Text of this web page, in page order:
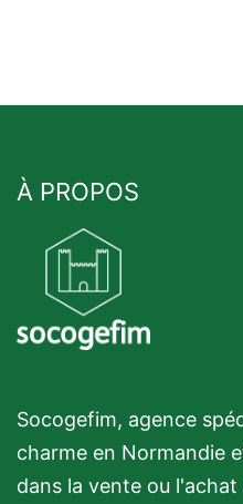
À PROPOS
Socogefim, agence
charme en Normandie
dans la vente ou